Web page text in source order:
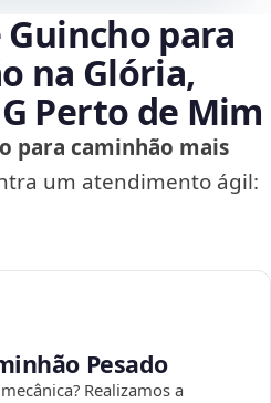
Guincho para
na Glória,
Perto de Mim
para caminhão mais
um atendimento ágil:
Pesado
Realizamos a